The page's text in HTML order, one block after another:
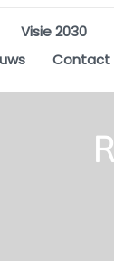
Visie 2030
Contact